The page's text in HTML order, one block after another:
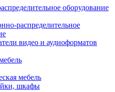
оборудование
распределительное
видео и аудиоформатов
мебель
шкафы